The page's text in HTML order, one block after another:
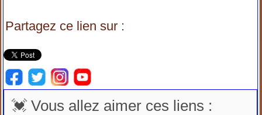
Partagez ce lien sur :
💓 Vous allez aimer ces liens :